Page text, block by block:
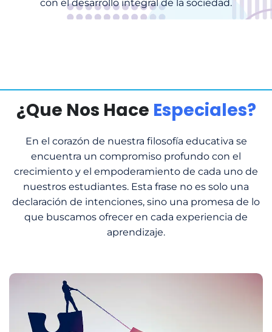
con el desarrollo integral de la sociedad.
¿Que Nos Hace Especiales?
En el corazón de nuestra filosofía educativa se
encuentra un compromiso profundo con el
crecimiento y el empoderamiento de cada uno de
nuestros estudiantes. Esta frase no es solo una
declaración de intenciones, sino una promesa de lo
que buscamos ofrecer en cada experiencia de
aprendizaje.